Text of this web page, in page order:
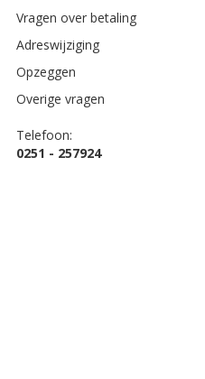
Vragen over betaling
Adreswijziging
Opzeggen
Overige vragen
Telefoon:
0251 - 257924